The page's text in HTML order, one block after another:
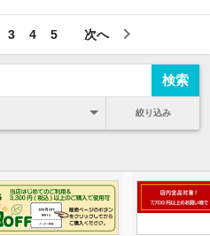
次へ
3 4 5
絞り込み